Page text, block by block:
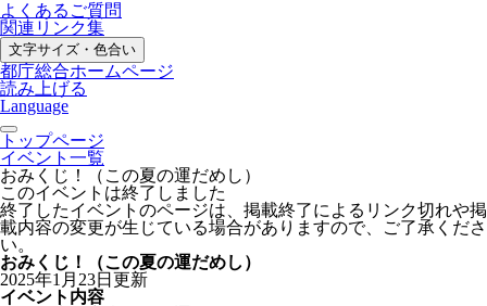
よくあるご質問
関連リンク集
文字サイズ・色合い
都庁総合ホームページ
読み上げる
Language
トップページ
イベント一覧
おみくじ！（この夏の運だめし）
このイベントは終了しました
終了したイベントのページは、掲載終了によるリンク切れや掲
載内容の変更が生じている場合がありますので、ご了承くださ
い。
おみくじ！（この夏の運だめし）
2025年1月23日更新
イベント内容